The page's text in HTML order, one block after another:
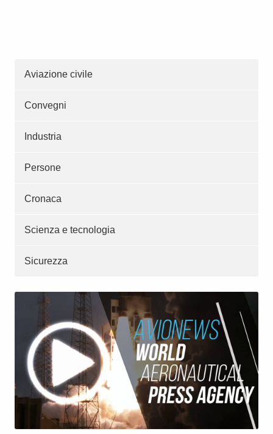
Aviazione civile
Convegni
Industria
Persone
Cronaca
Scienza e tecnologia
Sicurezza